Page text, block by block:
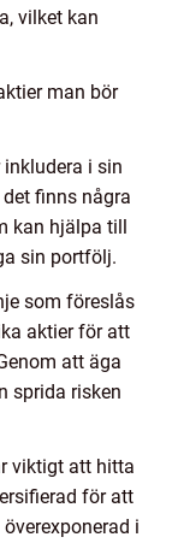
vilket kan
man bör
i sin
finns några
kan hjälpa till
sin portfölj.
som föreslås
aktier för att
att äga
sprida risken
viktigt att hitta
för att
i